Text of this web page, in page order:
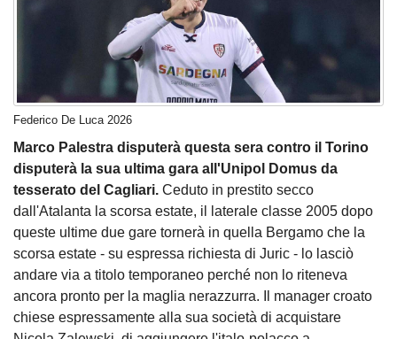
Federico De Luca 2026
Marco Palestra disputerà questa sera contro il Torino
disputerà la sua ultima gara all'Unipol Domus da
tesserato del Cagliari. Ceduto in prestito secco
dall'Atalanta la scorsa estate, il laterale classe 2005 dopo
queste ultime due gare tornerà in quella Bergamo che la
scorsa estate - su espressa richiesta di Juric - lo lasciò
andare via a titolo temporaneo perché non lo riteneva
ancora pronto per la maglia nerazzurra. Il manager croato
chiese espressamente alla sua società di acquistare